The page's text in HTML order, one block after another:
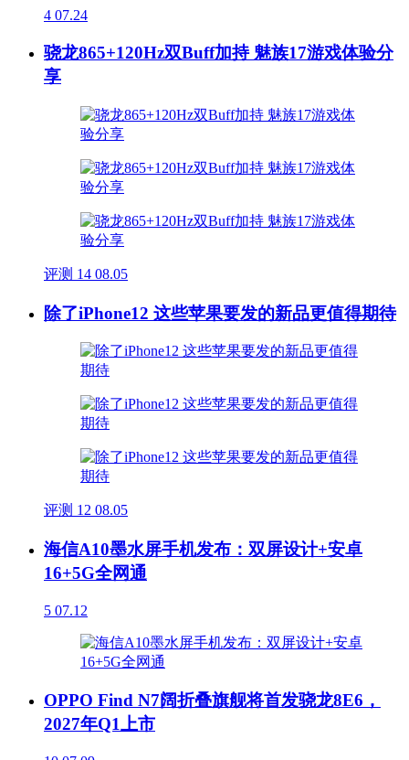
4 07.24
骁龙865+120Hz双Buff加持 魅族17游戏体验分
享
评测 14 08.05
除了iPhone12 这些苹果要发的新品更值得期待
评测 12 08.05
海信A10墨水屏手机发布：双屏设计+安卓
16+5G全网通
5 07.12
OPPO Find N7阔折叠旗舰将首发骁龙8E6，
2027年Q1上市